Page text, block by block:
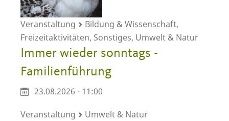
Veranstaltung
Bildung & Wissenschaft,
Freizeitaktivitäten, Sonstiges, Umwelt & Natur
Immer wieder sonntags -
Familienführung
23.08.2026 - 11:00
Veranstaltung Umwelt & Natur